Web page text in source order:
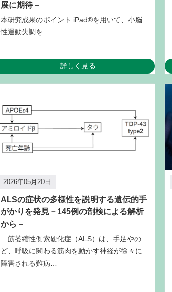
展に期待－
本研究成果のポイント iPad®を用いて、小脳
性運動失調を…
詳しく見る
2026年05月20日
ALSの症状の多様性を説明する遺伝的手
がかりを発見－145例の剖検による解析
から－
筋萎縮性側索硬化症（ALS）は、手足やの
ど、呼吸に関わる筋肉を動かす神経が徐々に
障害される難病…